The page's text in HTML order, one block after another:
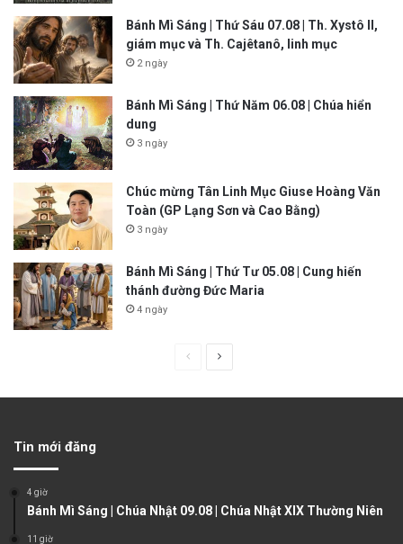
Bánh Mì Sáng | Thứ Sáu 07.08 | Th. Xystô II,
giám mục và Th. Cajêtanô, linh mục
2 ngày
Bánh Mì Sáng | Thứ Năm 06.08 | Chúa hiển
dung
3 ngày
Chúc mừng Tân Linh Mục Giuse Hoàng Văn
Toàn (GP Lạng Sơn và Cao Bằng)
3 ngày
Bánh Mì Sáng | Thứ Tư 05.08 | Cung hiến
thánh đường Đức Maria
4 ngày
u
g
Tin mới đăng
4 giờ
Bánh Mì Sáng | Chúa Nhật 09.08 | Chúa Nhật XIX Thường Niên
11 giờ